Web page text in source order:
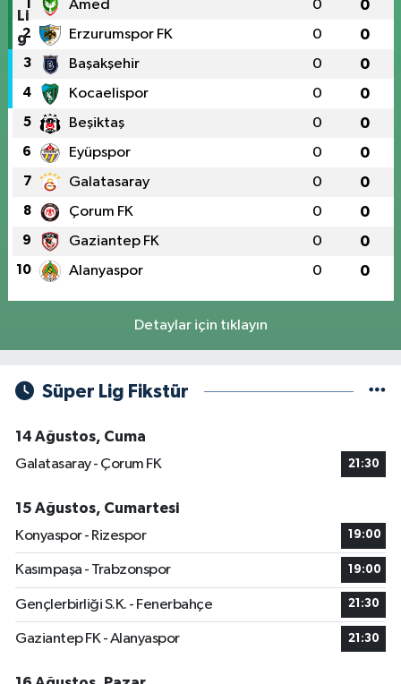
Amed 0 0
2 Erzurumspor FK 0 0
3 Başakşehir 0 0
4 Kocaelispor 0 0
5 Beşiktaş 0 0
6 Eyüpspor 0 0
7 Galatasaray 0 0
8 Çorum FK 0 0
9 Gaziantep FK 0 0
10 Alanyaspor 0 0
Detaylar için tıklayın
Süper Lig Fikstür
14 Ağustos, Cuma
Galatasaray - Çorum FK
21:30
15 Ağustos, Cumartesi
Konyaspor - Rizespor
19:00
Kasımpaşa - Trabzonspor 19:00
Gençlerbirliği S.K. - Fenerbahçe 21:30
Gaziantep FK - Alanyaspor 21:30